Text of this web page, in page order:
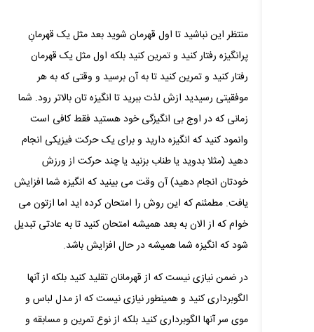
منتظر این نباشید تا اول قهرمان شوید بعد مثل یک قهرمانِ
پرانگیزه رفتار کنید و تمرین کنید بلکه اول مثل یک قهرمان
رفتار کنید و تمرین کنید تا به آن برسید و وقتی که به هر
موفقیتی رسیدید ازش لذت ببرید تا انگیزه‌ تان بالاتر رود. شما
زمانی که در اوج بی انگیزگی خود هستید فقط کافی است
وانمود کنید که انگیزه دارید و برای یک حرکت فیزیکی انجام
دهید (مثلا بدوید یا طناب بزنید یا چند حرکت از ورزش
خودتان انجام دهید) آن وقت می‌ بینید که انگیزه شما افزایش
یافت. مطمئنم که این روش را امتحان کرده‌ اید اما ازتون می‌
خوام که از الان به بعد همیشه امتحان کنید تا به عادتی تبدیل
شود که انگیزه شما همیشه در حال افزایش باشد.
در ضمن نیازی نیست که از قهرمانان تقلید کنید بلکه از آنها
الگوبرداری کنید و همینطور نیازی نیست که از مدل لباس و
موی سر آنها الگوبرداری کنید بلکه از نوع تمرین و مسابقه و